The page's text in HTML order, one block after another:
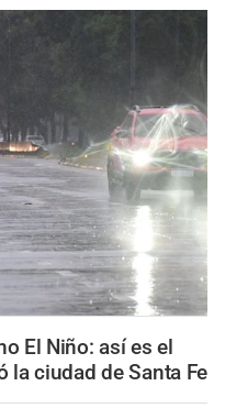
El Niño: así es el
ciudad de Santa Fe